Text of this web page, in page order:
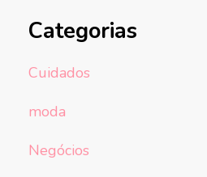
Categorias
Cuidados
moda
Negócios